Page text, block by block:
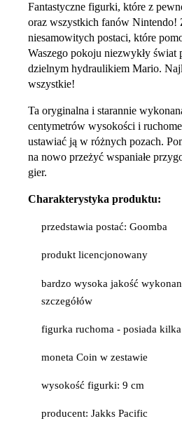
Fantastyczne figurki, które z
oraz wszystkich fanów Nintendo!
niesamowitych postaci, które
Waszego pokoju niezwykły świat
dzielnym hydraulikiem Mario.
wszystkie!
Ta oryginalna i starannie
centymetrów wysokości i
ustawiać ją w różnych pozach.
na nowo przeżyć wspaniałe
gier.
Charakterystyka produktu:
przedstawia postać: Goomba
produkt licencjonowany
bardzo wysoka jakość
szczegółów
figurka ruchoma - posiada
moneta Coin w zestawie
wysokość figurki: 9 cm
producent: Jakks Pacific